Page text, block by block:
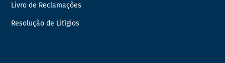
Livro de Reclamações
Resolução de Litígios